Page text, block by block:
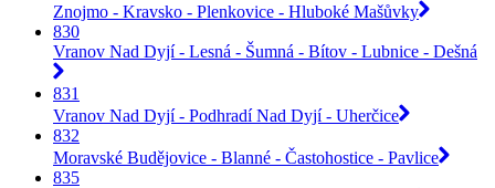
Znojmo - Kravsko - Plenkovice - Hluboké Mašůvky
830
Vranov Nad Dyjí - Lesná - Šumná - Bítov - Lubnice - Dešná
831
Vranov Nad Dyjí - Podhradí Nad Dyjí - Uherčice
832
Moravské Budějovice - Blanné - Častohostice - Pavlice
835